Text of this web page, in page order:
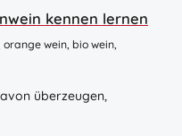
kennen lernen
wein, bio wein,
überzeugen,